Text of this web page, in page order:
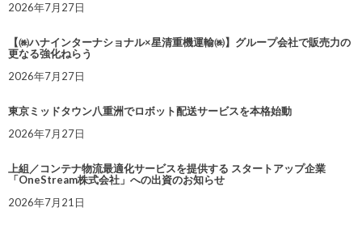
2026年7月27日
【㈱ハナインターナショナル×星清重機運輸㈱】グループ会社で販売力の
更なる強化ねらう
2026年7月27日
東京ミッドタウン八重洲でロボット配送サービスを本格始動
2026年7月27日
上組／コンテナ物流最適化サービスを提供する スタートアップ企業
「OneStream株式会社」への出資のお知らせ
2026年7月21日